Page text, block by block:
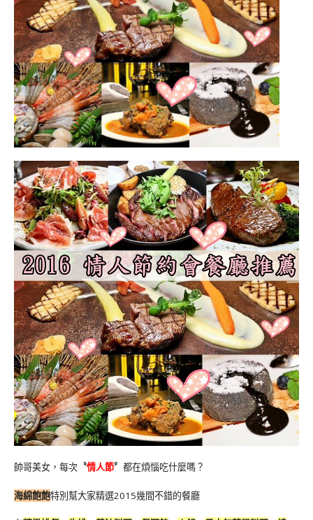
帥哥美女，每次 〝情人節〞 都在煩惱吃什麼嗎？
海綿飽飽特別幫大家精選2015幾間不錯的餐廳